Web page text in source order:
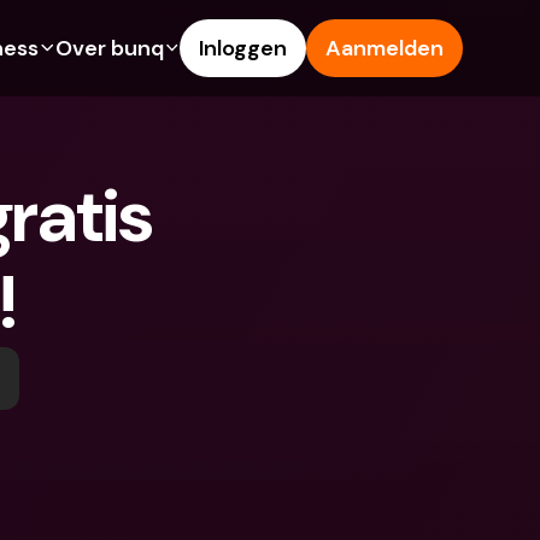
rekeningen
Creditcards
Vreemde valuta &
Over bunq
Blog
Meld een probleem
Inloggen Aanmelden